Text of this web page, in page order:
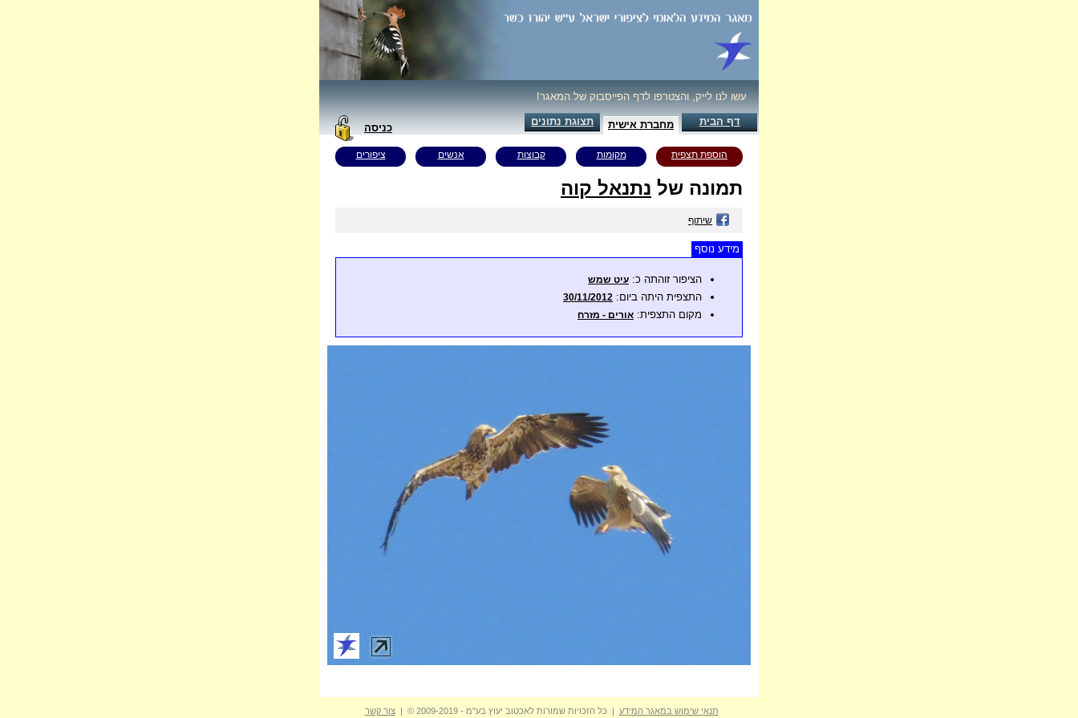
עשו לנו לייק, והצטרפו לדף הפייסבוק של המאגר!
דף הבית מחברת אישית תצוגת נתונים
כניסה
הוספת תצפית מקומות קבוצות אנשים ציפורים
תמונה של נתנאל קוה
שיתוף
מידע נוסף
הציפור זוהתה כ: עיט שמש
התצפית היתה ביום: 30/11/2012
מקום התצפית: אורים - מזרח
תנאי שימוש במאגר המידע | כל הזכויות שמורות לאכטוב יעוץ בע"מ - 2009-2019 © | צור קשר